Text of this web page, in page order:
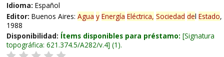
Idioma: Español
Editor: Buenos Aires: Agua y Energía Eléctrica, Sociedad del Estado,
1988
Disponibilidad: Ítems disponibles para préstamo: Signatura
topográfica: 621.374.5/A282/v.4 (1).